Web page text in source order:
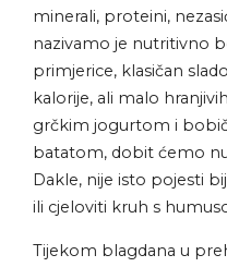
minerali, proteini,
nazivamo je nutritivno
primjerice, klasičan
kalorije, ali malo
grčkim jogurtom i
batatom, dobit ćemo
Dakle, nije isto pojesti
ili cjeloviti kruh s
Tijekom blagdana u